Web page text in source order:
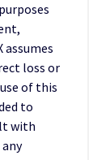
assumes
loss or
of this
to
with